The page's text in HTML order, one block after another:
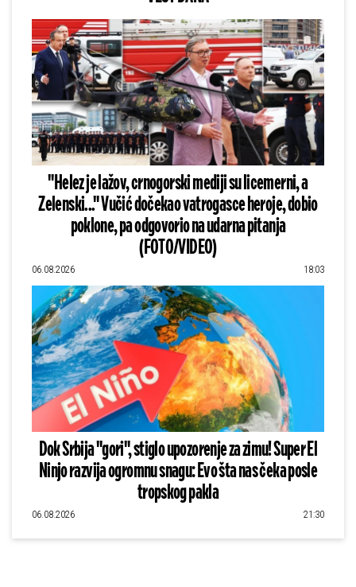
"Helez je lažov, crnogorski mediji su licemerni, a
Zelenski..." Vučić dočekao vatrogasce heroje, dobio
poklone, pa odgovorio na udarna pitanja
(FOTO/VIDEO)
06.08.2026 18:03
Dok Srbija "gori", stiglo upozorenje za zimu! Super El
Ninjo razvija ogromnu snagu: Evo šta nas čeka posle
tropskog pakla
06.08.2026 21:30